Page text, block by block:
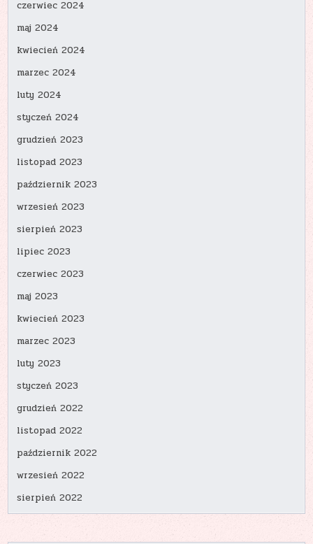
czerwiec 2024
maj 2024
kwiecień 2024
marzec 2024
luty 2024
styczeń 2024
grudzień 2023
listopad 2023
październik 2023
wrzesień 2023
sierpień 2023
lipiec 2023
czerwiec 2023
maj 2023
kwiecień 2023
marzec 2023
luty 2023
styczeń 2023
grudzień 2022
listopad 2022
październik 2022
wrzesień 2022
sierpień 2022